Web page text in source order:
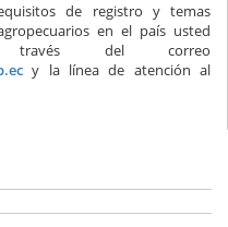
de registro y temas
en el país usted
través del correo
y la línea de atención al